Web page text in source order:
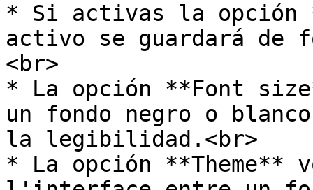
* Si activas la opción
activo se guardará de
<br>
* La opción **Font
un fondo negro o
la legibilidad.<br>
* La opción **Theme**